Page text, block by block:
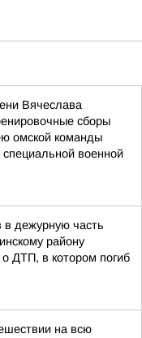
Вячеслава
сборы
омской команды
военной
в дежурную часть
району
ДТП, в котором погиб
на всю